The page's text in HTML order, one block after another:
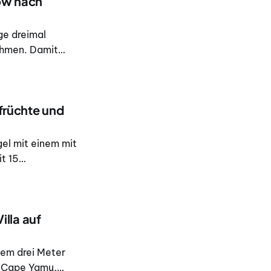
dreimal
Damit
Nonstop-
und
mit einem mit
15
4. 000 Baht
auf
drei Meter
Yamu,